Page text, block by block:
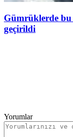
Gümrüklerde bu
geçirildi
Yorumlar